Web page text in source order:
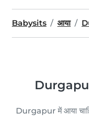
Babysits आया
Durgapur में आया